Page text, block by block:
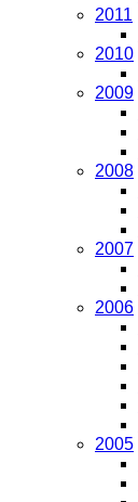
2011
2010
2009
2008
2007
2006
2005